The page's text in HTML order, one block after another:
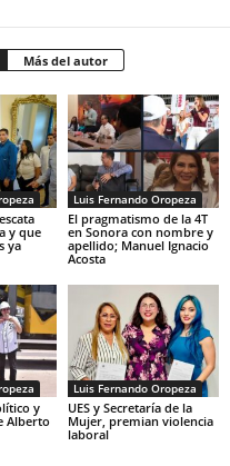
Más del autor
y que
ya
Luis Fernando Oropeza
El pragmatismo de la 4T
en Sonora con nombre y
apellido; Manuel Ignacio
Acosta
y
Alberto
Luis Fernando Oropeza
UES y Secretaría de la
Mujer, premian violencia
laboral